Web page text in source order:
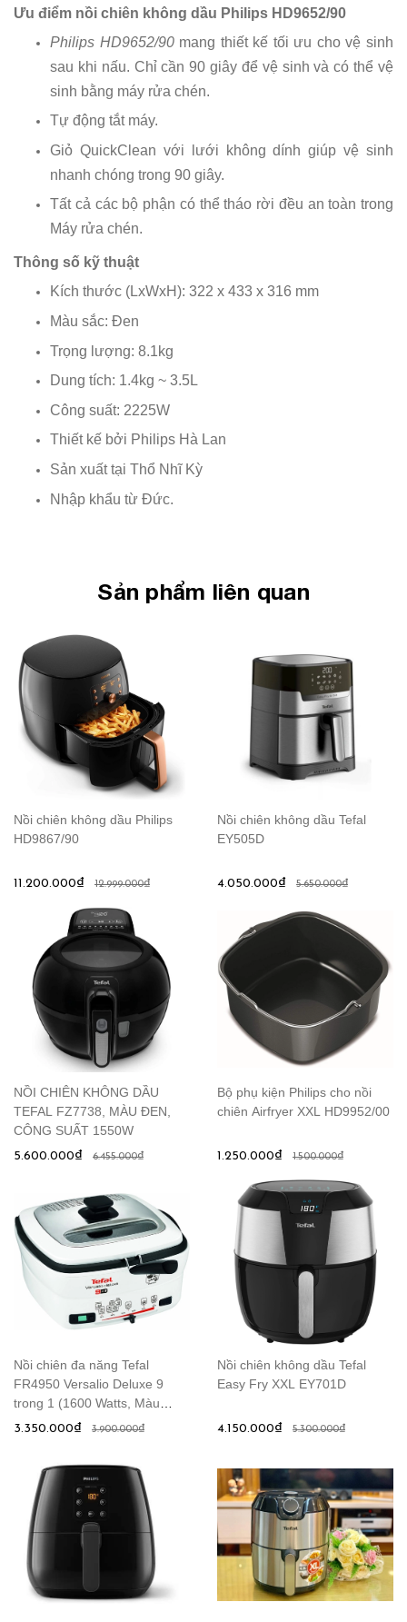
Ưu điểm nồi chiên không dầu Philips HD9652/90
Philips HD9652/90mang thiết kế tối ưu cho vệ sinh
sau khi nấu. Chỉ cần 90 giây để vệ sinh và có thể vệ
sinh bằng máy rửa chén.
Tự động tắt máy.
Giỏ QuickClean với lưới không dính giúp vệ sinh
nhanh chóng trong 90 giây.
Tất cả các bộ phận có thể tháo rời đều an toàn trong
Máy rửa chén.
Thông số kỹ thuật
Kích thước (LxWxH): 322 x 433 x 316 mm
Màu sắc: Đen
Trọng lượng: 8.1kg
Dung tích: 1.4kg ~ 3.5L
Công suất: 2225W
Thiết kế bởi Philips Hà Lan
Sản xuất tại Thổ Nhĩ Kỳ
Nhập khẩu từ Đức.
Sản phẩm liên quan
Nồi chiên không dầu Philips
HD9867/90
11.200.000₫ 12.999.000₫
Nồi chiên không dầu Tefal
EY505D
4.050.000₫ 5.650.000₫
NỒI CHIÊN KHÔNG DẦU
TEFAL FZ7738, MÀU ĐEN,
CÔNG SUẤT 1550W
5.600.000₫ 6.455.000₫
Bộ phụ kiện Philips cho nồi
chiên Airfryer XXL HD9952/00
1.250.000₫ 1.500.000₫
Nồi chiên đa năng Tefal
FR4950 Versalio Deluxe 9
trong 1 (1600 Watts, Màu
Trắng)
3.350.000₫ 3.900.000₫
Nồi chiên không dầu Tefal
Easy Fry XXL EY701D
4.150.000₫ 5.300.000₫